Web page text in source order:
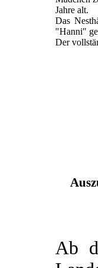
Jahre alt.
Das
"Hanni"
Der
Ab